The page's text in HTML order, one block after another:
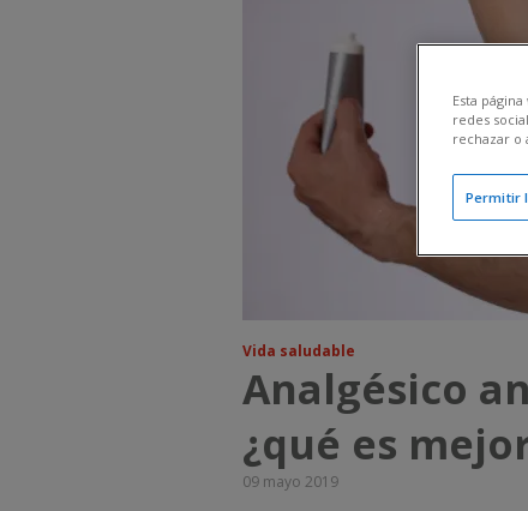
Vida saludable
Analgésico
¿qué es
09 mayo 2019
Esta
redes
rechazar o
Permitir